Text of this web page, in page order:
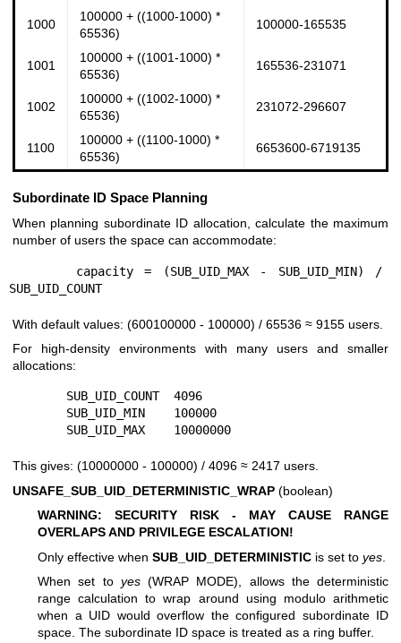
1000
100000 + ((1000-1000) *
65536)
100000-165535
1001
100000 + ((1001-1000) *
65536)
165536-231071
1002
100000 + ((1002-1000) *
65536)
231072-296607
1100
100000 + ((1100-1000) *
65536)
6653600-6719135
Subordinate ID Space Planning
When planning subordinate ID allocation, calculate the maximum
number of users the space can accommodate:
SUB_UID_COUNT
With default values: (600100000 - 100000) / 65536 ≈ 9155 users.
For high-density environments with many users and smaller
allocations:
        SUB_UID_MAX    10000000
This gives: (10000000 - 100000) / 4096 ≈ 2417 users.
UNSAFE_SUB_UID_DETERMINISTIC_WRAP (boolean)
WARNING: SECURITY RISK - MAY CAUSE RANGE
OVERLAPS AND PRIVILEGE ESCALATION!
Only effective when SUB_UID_DETERMINISTIC is set to yes
When set to yes(WRAP MODE), allows the deterministic
range calculation to wrap around using modulo arithmetic
when a UID would overflow the configured subordinate ID
space. The subordinate ID space is treated as a ring buffer.